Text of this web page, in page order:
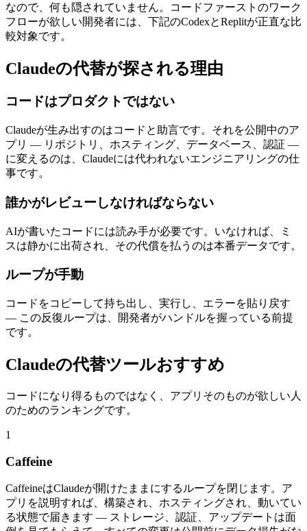
なので、何も隠されていません。コードファーストのワーク
フローが欲しい開発者には、下記のCodexとReplitが正直な比
較対象です。
Claudeの代替が探される理由
コードはプロダクトではない
Claudeが生み出すのはコードと助言です。それを公開中のア
プリ — リポジトリ、ホスティング、データベース、認証 —
に変えるのは、Claudeには代われないエンジニアリングの仕
事です。
誰かがレビューしなければならない
AIが書いたコードには読み手が必要です。いなければ、ミ
スは静かに出荷され、その代償を払うのは本番データです。
ループが手動
コードをコピーして持ち出し、実行し、エラーを貼り戻す
— この反復ループは、開発者がハンドルを握っている前提
です。
Claudeの代替ツールおすすめ
コードになり得るものではなく、アプリそのものが欲しい人
のためのランキングです。
1
Caffeine
CaffeineはClaudeが開けたままにするループを閉じます。ア
プリを説明すれば、構築され、ホスティングされ、動いてい
る状態で届きます — ストレージ、認証、アップデートは面